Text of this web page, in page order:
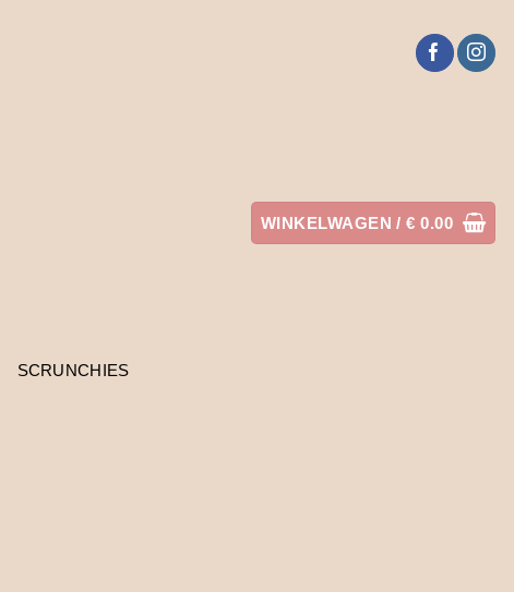
WINKELWAGEN /€ 0.00
SCRUNCHIES